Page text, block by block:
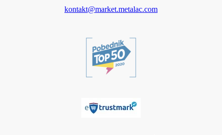
kontakt@market.metalac.com